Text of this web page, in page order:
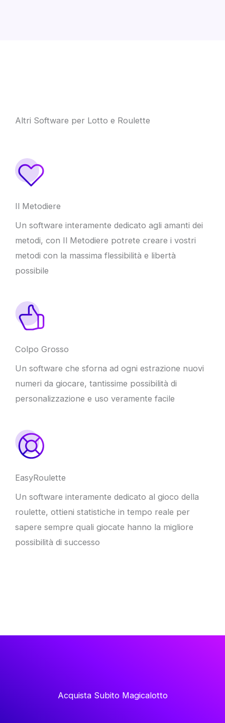
Altri Software per Lotto e Roulette
Il Metodiere
Un software interamente dedicato agli amanti dei
metodi, con Il Metodiere potrete creare i vostri
metodi con la massima flessibilità e libertà
possibile
Colpo Grosso
Un software che sforna ad ogni estrazione nuovi
numeri da giocare, tantissime possibilità di
personalizzazione e uso veramente facile
EasyRoulette
Un software interamente dedicato al gioco della
roulette, ottieni statistiche in tempo reale per
sapere sempre quali giocate hanno la migliore
possibilità di successo
Acquista Subito Magicalotto